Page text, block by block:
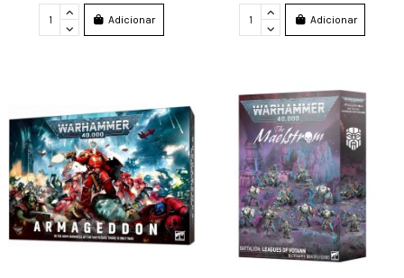
Adicionar Adicionar